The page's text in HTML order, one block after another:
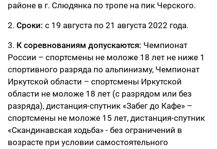
районе в г. Слюдянка по тропе на пик Черского.
2. Сроки: с 19 августа по 21 августа 2022 года.
3. К соревнованиям допускаются: Чемпионат
России – спортсмены не моложе 18 лет не ниже 1
спортивного разряда по альпинизму, Чемпионат
Иркутской области – спортсмены Иркутской
области не моложе 18 лет (с разрядом или без
разряда), дистанция-спутник «Забег до Кафе» –
спортсмены не моложе 15 лет, дистанция-спутник
«Скандинавская ходьба» - без ограничений в
возрасте при условии самостоятельного